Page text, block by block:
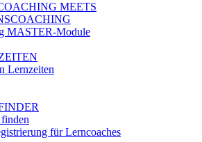
MEETS
MASTER-Module
Lernzeiten
für Lerncoaches